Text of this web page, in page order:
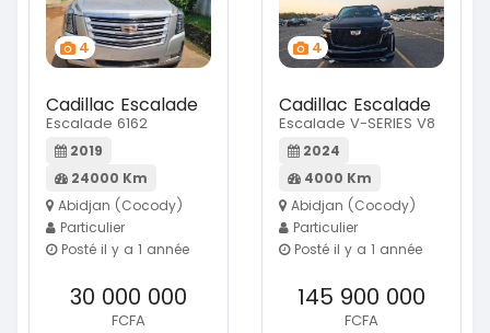
4
Cadillac Escalade
Escalade 6162
2019
24000 Km
Abidjan (Cocody)
Particulier
Posté il y a 1 année
30 000 000
FCFA
4
Cadillac Escalade
Escalade V-SERIES V8
2024
4000 Km
Abidjan (Cocody)
Particulier
Posté il y a 1 année
145 900 000
FCFA